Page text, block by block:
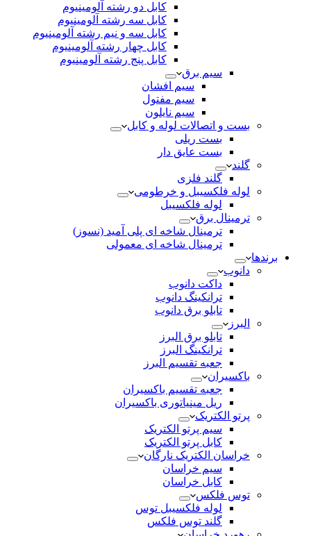
کابل دو رشته آلومینیوم
کابل سه رشته آلومینیوم
کابل سه و نیم رشته آلومینیوم
کابل چهار رشته آلومینیوم
کابل پنج رشته آلومینیوم
سیم برق
سیم افشان
سیم مفتول
سیم نایلون
بست و اتصالات لوله و کابل
بست ریلی
بست عایق دار
گلند
گلند فلزی
لوله فلکسیبل و خرطومی
لوله فلکسیبل
ترمینال برق
ترمینال شاخه ای پلی آمید (نسوز)
ترمینال شاخه ای معمولی
برندها
دانوب
داکت دانوب
ترانکینگ دانوب
تابلو برق دانوب
البرز
تابلو برق البرز
ترانکینگ البرز
جعبه تقسیم البرز
باکسیران
جعبه تقسیم باکسیران
ریل مینیاتوری باکسیران
پرتو الکتریک
سیم پرتو الکتریک
کابل پرتو الکتریک
خراسان الکتریک نارگان
سیم خراسان
کابل خراسان
توس فلکس
لوله فلکسیبل توس
گلند توس فلکس